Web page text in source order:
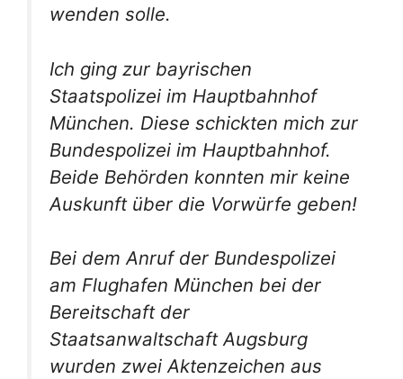
wenden solle.
Ich ging zur bayrischen
Staatspolizei im Hauptbahnhof
München. Diese schickten mich zur
Bundespolizei im Hauptbahnhof.
Beide Behörden konnten mir keine
Auskunft über die Vorwürfe geben!
Bei dem Anruf der Bundespolizei
am Flughafen München bei der
Bereitschaft der
Staatsanwaltschaft Augsburg
wurden zwei Aktenzeichen aus